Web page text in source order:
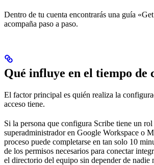
Dentro de tu cuenta encontrarás una guía
acompaña paso a paso.
Qué influye en el tiempo de
El factor principal es quién realiza la
acceso tiene.
Si la persona que configura Scribe tiene un rol
superadministrador en Google Workspace o
proceso puede completarse en tan solo 10
de los permisos necesarios para conectar
el directorio del equipo sin depender de nadie